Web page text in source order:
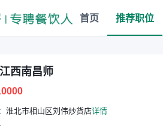
西南昌师
淮北市相山区刘伟炒货店详情
首页 推荐职位